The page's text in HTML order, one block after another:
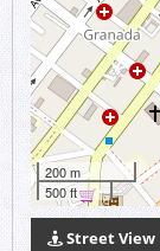
200 m
500 ft
Street View